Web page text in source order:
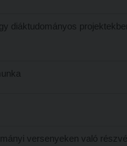
diáktudományos
versenyeken való